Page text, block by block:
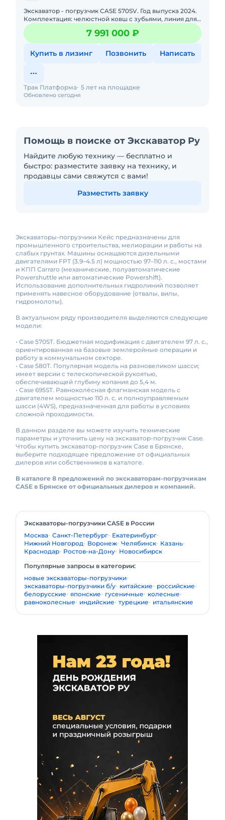
Экскаватор - погрузчик CASE 570SV. Год выпуска 2024.
Комплектация: челюстной ковш с зубьями, линия для
подключения гидромолота, телескопическая стрела,
кондицио
7 991 000 ₽
Купить в лизинг Позвонить Написать
Обновлено сегодня
Трак Платформа 5 лет на площадке
Помощь в поиске от Экскаватор Ру
Найдите любую технику — бесплатно и
быстро: разместите заявку на технику, и
продавцы сами свяжутся с вами!
Разместить заявку
Экскаваторы-погрузчики Кейс предназначены для
промышленного строительства, мелиорации и работы на
слабых грунтах. Машины оснащаются дизельными
двигателями FPT (3.9–4.5 л) мощностью 97–110 л. с., мостами
и КПП Carraro (механические, полуавтоматические
Powershuttle или автоматические Powershift).
Использование дополнительных гидролиний позволяет
применять навесное оборудование (отвалы, вилы,
гидромолоты).
В актуальном ряду производителя выделяются следующие
модели:
• Case 570ST. Бюджетная модификация с двигателем 97 л. с.,
ориентированная на базовые землеройные операции и
работу в коммунальном секторе.
• Case 580T. Популярная модель на разновеликом шасси;
имеет версии с телескопической рукоятью,
обеспечивающей глубину копания до 5,4 м.
• Case 695ST. Равноколёсная флагманская модель с
двигателем мощностью 110 л. с. и полноуправляемым
шасси (4WS), предназначенная для работы в условиях
сложной проходимости.
В данном разделе вы можете изучить технические
параметры и уточнить цену на экскаватор-погрузчик Case.
Чтобы купить экскаватор-погрузчик Case в Брянске,
выберите подходящее предложение от официальных
дилеров или собственников в каталоге.
В каталоге 8 предложений по экскаваторам-погрузчикам
CASE в Брянске от официальных дилеров и компаний.
Экскаваторы-погрузчики CASE в России
Москва Санкт-Петербург Екатеринбург
Нижний Новгород Воронеж Челябинск Казань
Краснодар Ростов-на-Дону Новосибирск
Популярные запросы в категории:
новые экскаваторы-погрузчики
экскаваторы-погрузчики б/у китайские
российские
белорусские японские гусеничные
колесные
равноколесные
индийские турецкие итальянские